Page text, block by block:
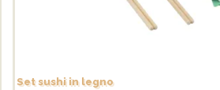
Set sushi in legno